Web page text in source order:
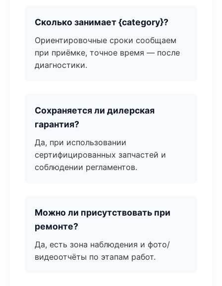
Сколько занимает {category}?
Ориентировочные сроки сообщаем
при приёмке, точное время — после
диагностики.
Сохраняется ли дилерская
гарантия?
Да, при использовании
сертифицированных запчастей и
соблюдении регламентов.
Можно ли присутствовать при
ремонте?
Да, есть зона наблюдения и фото/
видеоотчёты по этапам работ.